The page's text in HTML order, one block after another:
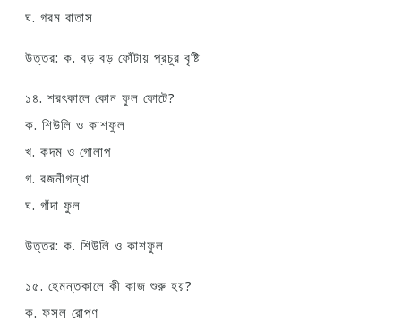
ঘ. গরম বাতাস
উত্তর: ক. বড় বড় ফোঁটায় প্রচুর বৃষ্টি
১৪. শরৎকালে কোন ফুল ফোটে?
ক. শিউলি ও কাশফুল
খ. কদম ও গোলাপ
গ. রজনীগন্ধা
ঘ. গাঁদা ফুল
উত্তর: ক. শিউলি ও কাশফুল
১৫. হেমন্তকালে কী কাজ শুরু হয়?
ক. ফসল রোপণ